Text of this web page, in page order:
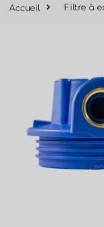
Accueil Filtre à